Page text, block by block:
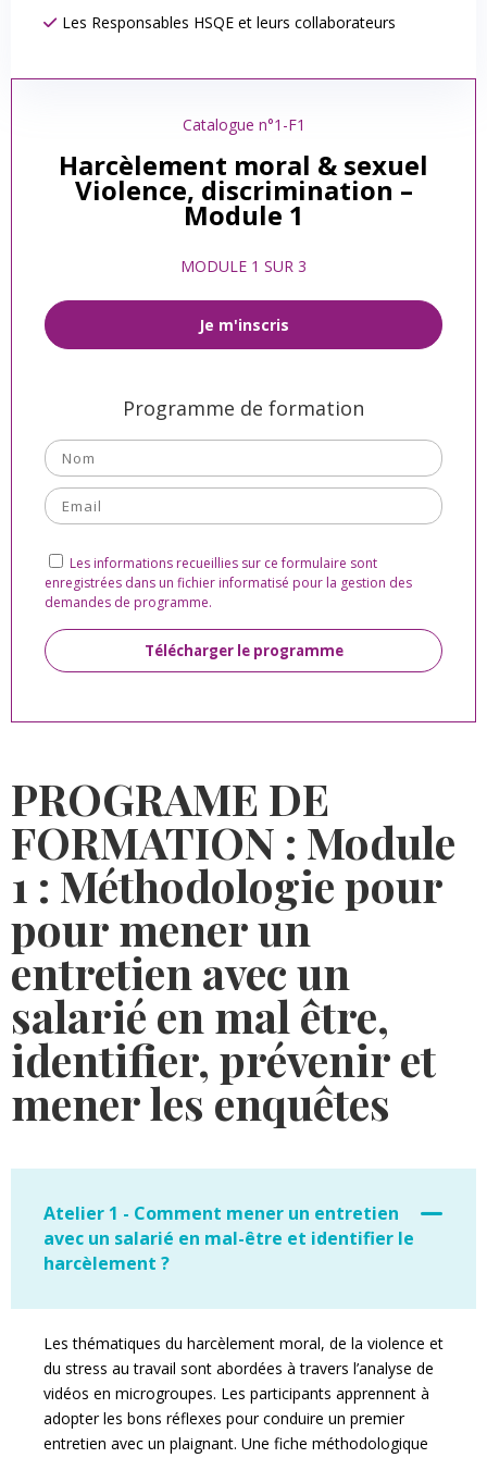
Les Responsables HSQE et leurs collaborateurs
Catalogue n°1-F1
Harcèlement moral & sexuel
Violence, discrimination –
Module 1
MODULE 1 SUR 3
Je m'inscris
Programme de formation
Les informations recueillies sur ce formulaire sont
enregistrées dans un fichier informatisé pour la gestion des
demandes de programme.
PROGRAME DE
FORMATION : Module
1 : Méthodologie pour
pour mener un
entretien avec un
salarié en mal être,
identifier, prévenir et
mener les enquêtes
Atelier 1 - Comment mener un entretien
avec un salarié en mal-être et identifier le
harcèlement ?
Les thématiques du harcèlement moral, de la violence et
du stress au travail sont abordées à travers l’analyse de
vidéos en microgroupes. Les participants apprennent à
adopter les bons réflexes pour conduire un premier
entretien avec un plaignant. Une fiche méthodologique